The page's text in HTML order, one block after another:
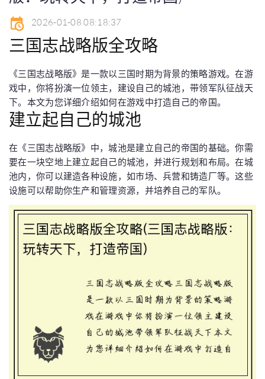
2026-01-08 08:18:37
三国志战略版全攻略
《三国志战略版》是一款以三国时期为背景的策略游戏。在游
戏中，你将扮演一位领主，建设自己的城池，带领军队征战天
下。本文为您详细介绍如何在游戏中打造自己的帝国。
建立起自己的城池
在《三国志战略版》中，城池是建立自己的帝国的基础。你需
要在一块空地上建立起自己的城池，并进行规划和布局。在城
池内，你可以建造各种设施，如市场、兵营和铸造厂等。这些
设施可以帮助你生产和管理资源，并培养自己的军队。